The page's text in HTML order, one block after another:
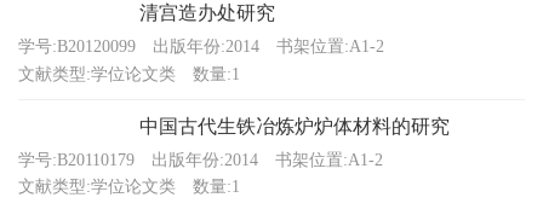
清宫造办处研究
学号:B20120099 出版年份:2014
书架位置:A1-2
文献类型:学位论文类
数量:1
中国古代生铁冶炼炉炉体材料的研究
学号:B20110179 出版年份:2014
书架位置:A1-2
文献类型:学位论文类
数量:1